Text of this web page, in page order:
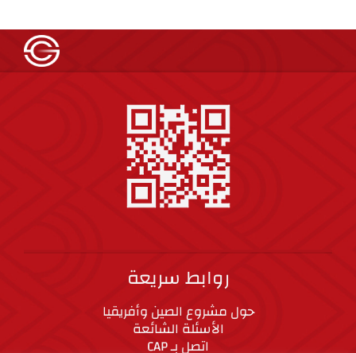
روابط سريعة
حول مشروع الصين وأفريقيا
الأسئلة الشائعة
اتصل بـ CAP